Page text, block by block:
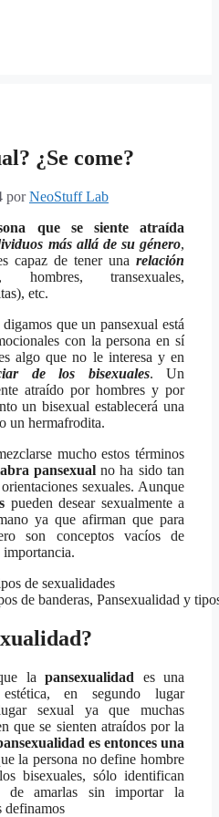
¿Se come?
porNeoStuff Lab
que se siente atraída
más allá de su género,
capaz de tener una relación
hombres, transexuales,
etc.
que un pansexual está
con la persona en sí
algo que no le interesa y en
de los bisexuales. Un
atraído por hombres y por
un bisexual establecerá una
un hermafrodita.
mucho estos términos
pansexualno ha sido tan
sexuales. Aunque
pueden desear sexualmente a
ya que afirman que para
son conceptos vacíos de
de banderas, Pansexualidad y
que lapansexualidad es una
estética, en segundo lugar
sexual ya que muchas
que se sienten atraídos por la
es entonces una
la persona no define hombre
bisexuales, sólo identifican
de amarlas sin importar la
definamos